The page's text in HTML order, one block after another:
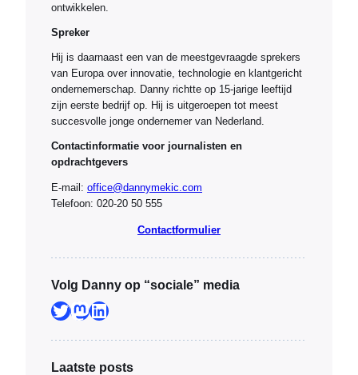
ontwikkelen.
Spreker
Hij is daarnaast een van de meestgevraagde sprekers
van Europa over innovatie, technologie en klantgericht
ondernemerschap. Danny richtte op 15-jarige leeftijd
zijn eerste bedrijf op. Hij is uitgeroepen tot meest
succesvolle jonge ondernemer van Nederland.
Contactinformatie voor journalisten en
opdrachtgevers
E-mail: office@dannymekic.com
Telefoon: 020-20 50 555
Contactformulier
Volg Danny op “sociale” media
Twitter Mastodon LinkedIn
Laatste posts